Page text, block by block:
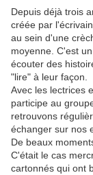
Depuis déjà trois
créée par
au sein d'une
moyenne. C'est
écouter des
"lire" à leur façon.
Avec les lectrices
participe au
retrouvons
échanger sur nos
De beaux
C'était le cas
cartonnés qui ont